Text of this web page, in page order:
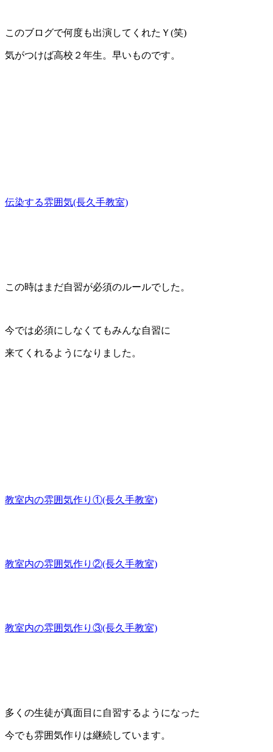
このブログで何度も出演してくれたＹ(笑)
気がつけば高校２年生。早いものです。
伝染する雰囲気(長久手教室)
この時はまだ自習が必須のルールでした。
今では必須にしなくてもみんな自習に
来てくれるようになりました。
教室内の雰囲気作り①(長久手教室)
教室内の雰囲気作り②(長久手教室)
教室内の雰囲気作り③(長久手教室)
多くの生徒が真面目に自習するようになった
今でも雰囲気作りは継続しています。